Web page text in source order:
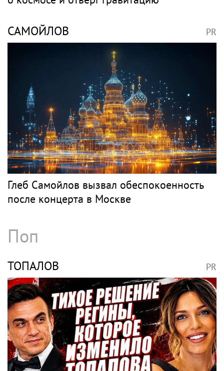
САМОЙЛОВ PR
Глеб Самойлов вызвал обеспокоенность
после концерта в Москве
Поп
ТОПАЛОВ PR